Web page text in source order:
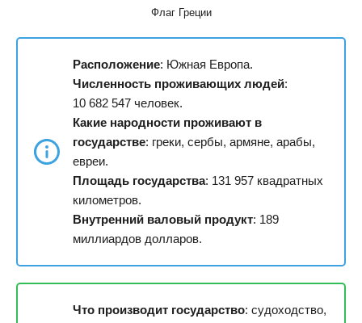
Флаг Греции
Расположение: Южная Европа.
Численность проживающих людей:
10 682 547 человек.
Какие народности проживают в
государстве: греки, сербы, армяне, арабы,
евреи.
Площадь государства: 131 957 квадратных
километров.
Внутренний валовый продукт: 189
миллиардов долларов.
Что производит государство: судоходство,